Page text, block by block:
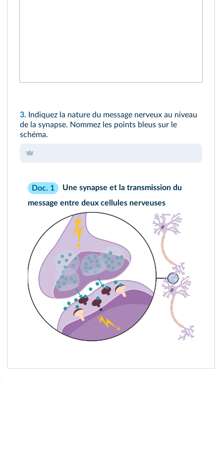
3. Indiquez la nature du message nerveux au niveau
de la synapse. Nommez les points bleus sur le
schéma.
Doc. 1
Une synapse et la transmission du
message entre deux cellules nerveuses